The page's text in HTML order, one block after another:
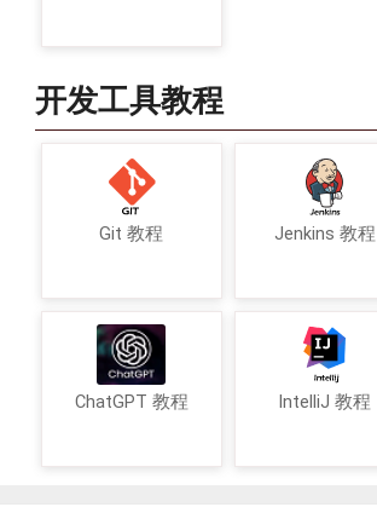
开发工具教程
Git 教程 Jenkins 教程
ChatGPT 教程 IntelliJ 教程